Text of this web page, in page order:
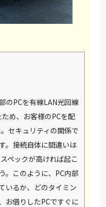
のPCを有線LAN光回線
め、お客様のPCを配
セキュリティの関係で
。接続自体に間違いは
ペックが高ければ起こ
。このように、PC内部
いるか、どのタイミン
お借りしたPCですぐに